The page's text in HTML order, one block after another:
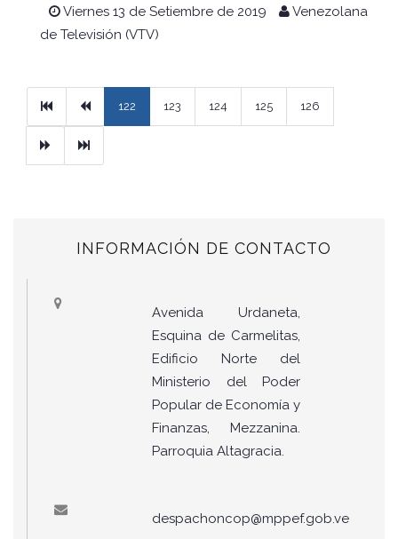
Viernes 13 de Setiembre de 2019
Venezolana
de Televisión (VTV)
PrimeraPrevious
122 123 124 125 126
Ultimo
INFORMACIÓN DE CONTACTO
Avenida Urdaneta,
Esquina de Carmelitas,
Edificio Norte del
Ministerio del Poder
Popular de Economía y
Finanzas, Mezzanina.
Parroquia Altagracia.
despachoncop@mppef.gob.ve